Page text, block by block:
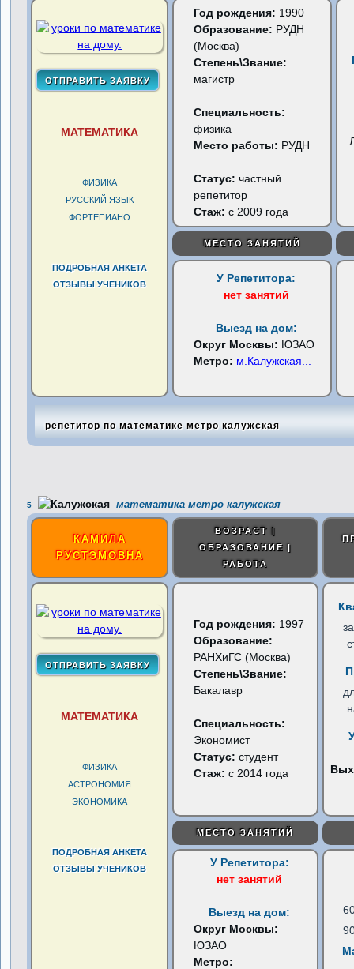
МАТЕМАТИКА
ФИЗИКА
РУССКИЙ ЯЗЫК
ФОРТЕПИАНО
ПОДРОБНАЯ АНКЕТА
ОТЗЫВЫ УЧЕНИКОВ
Год рождения: 1990
Образование: РУДН
(Москва)
Степень\Звание:
магистр
Специальность:
физика
Место работы: РУДН
Статус:частный
репетитор
Стаж: с 2009 года
МЕСТО ЗАНЯТИЙ
У Репетитора:
нет занятий
Выезд на дом:
Округ Москвы: ЮЗАО
Метро: м.Калужская
репетитор по математике метро калужская
5 математика метро калужская
КАМИЛА
РУСТЭМОВНА
ВОЗРАСТ |
ОБРАЗОВАНИЕ |
РАБОТА
МАТЕМАТИКА
ФИЗИКА
АСТРОНОМИЯ
ЭКОНОМИКА
ПОДРОБНАЯ АНКЕТА
ОТЗЫВЫ УЧЕНИКОВ
Год рождения: 1997
Образование:
РАНХиГС (Москва)
Степень\Звание:
Бакалавр
Специальность:
Экономист
Статус:студент
Стаж: с 2014 года
МЕСТО ЗАНЯТИЙ
У Репетитора:
нет занятий
Выезд на дом:
Округ Москвы:
ЮЗАО
Метро: